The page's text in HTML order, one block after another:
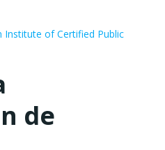
Institute of Certified Public
de